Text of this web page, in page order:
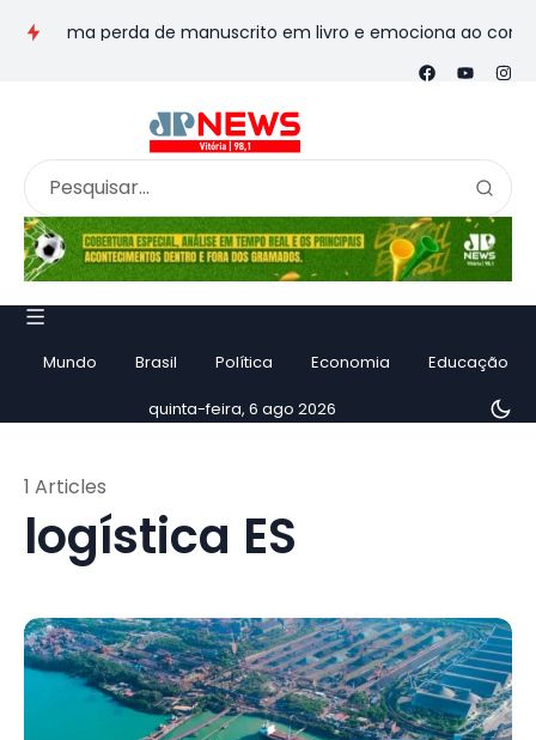
perda de manuscrito em livro e emociona ao contar
Mundo Brasil Política Economia Educação
quinta-feira, 6 ago 2026
logística ES
1 Articles